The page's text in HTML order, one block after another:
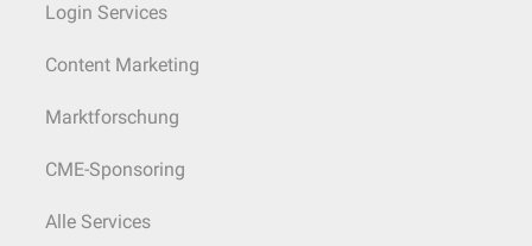
Login Services
Content Marketing
Marktforschung
CME-Sponsoring
Alle Services